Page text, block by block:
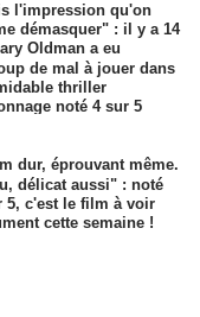
l'impression qu'on
démasquer" : il y a 14
Oldman a eu
de mal à jouer dans
thriller
noté 4 sur 5
dur, éprouvant même.
délicat aussi" : noté
5, c'est le film à voir
cette semaine !